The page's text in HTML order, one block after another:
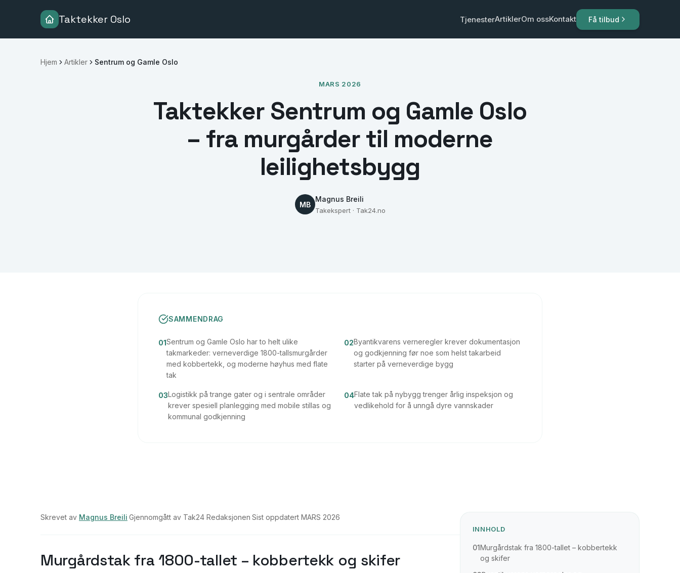
Taktekker Oslo TjenesterArtiklerOm ossKontakt Få tilbud
Hjem Artikler Sentrum og Gamle Oslo
MARS 2026
Taktekker Sentrum og Gamle Oslo
– fra murgårder til moderne
leilighetsbygg
MB
Magnus Breili
Takekspert · Tak24.no
SAMMENDRAG
01Sentrum og Gamle Oslo har to helt ulike
takmarkeder: verneverdige 1800-tallsmurgårder
med kobbertekk, og moderne høyhus med flate
tak
02Byantikvarens verneregler krever dokumentasjon
og godkjenning før noe som helst takarbeid
starter på verneverdige bygg
03Logistikk på trange gater og i sentrale områder
krever spesiell planlegging med mobile stillas og
kommunal godkjenning
04Flate tak på nybygg trenger årlig inspeksjon og
vedlikehold for å unngå dyre vannskader
Skrevet av Magnus Breili Gjennomgått av Tak24 Redaksjonen Sist oppdatert MARS 2026
Murgårdstak fra 1800-tallet – kobbertekk og skifer
INNHOLD
01Murgårdstak fra 1800-tallet – kobbertekk
og skifer